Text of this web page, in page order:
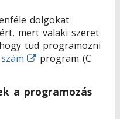
dolgokat
mert valaki szeret
tud programozni
program (C
a programozás